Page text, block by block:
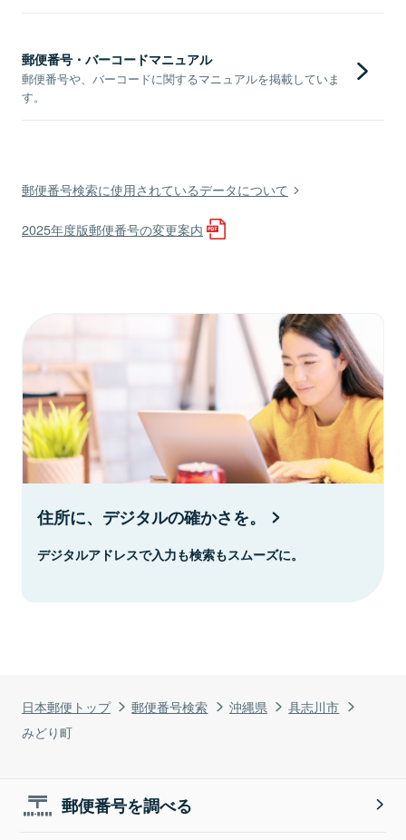
日本郵便トップ 郵便番号検索 沖縄県
具志川市
みどり町
郵便番号・バーコードマニュアル
郵便番号や、バーコードに関するマニュアルを掲載していま
す。
郵便番号検索に使用されているデータについて
2025年度版郵便番号の変更案内
住所に、デジタルの確かさを。
デジタルアドレスで入力も検索もスムーズに。
郵便番号を調べる